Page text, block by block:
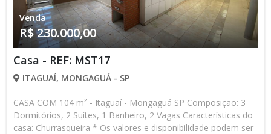
Venda
R$ 230.000,00
Casa - REF: MST17
ITAGUAÍ, MONGAGUÁ - SP
CASA COM 104 m² - Itaguaí - Mongaguá SP Composição: 3
Dormitórios, 2 Suítes, 1 Banheiro, 2 Vagas Características do
casa: Churrasqueira * Os valores e disponibilidade podem ser